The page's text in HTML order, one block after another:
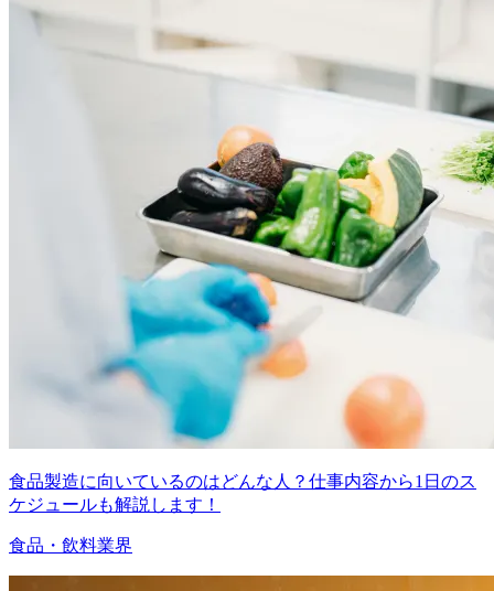
食品製造に向いているのはどんな人？仕事内容から1日のス
ケジュールも解説します！
食品・飲料業界